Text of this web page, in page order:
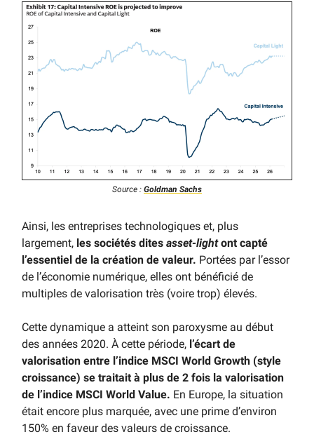
Source : Goldman Sachs
Ainsi, les entreprises technologiques et, plus
largement, les sociétés dites asset-lightont capté
l’essentiel de la création de valeur. Portées par l’essor
de l’économie numérique, elles ont bénéficié de
multiples de valorisation très (voire trop) élevés.
Cette dynamique a atteint son paroxysme au début
des années 2020. À cette période, l’écart de
valorisation entre l’indice MSCI World Growth (style
croissance) se traitait à plus de 2 fois la valorisation
de l’indice MSCI World Value. En Europe, la situation
était encore plus marquée, avec une prime d’environ
150% en faveur des valeurs de croissance.